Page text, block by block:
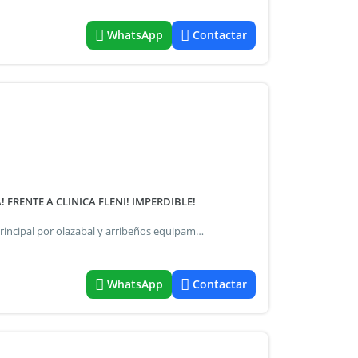
WhatsApp Contactar
A CLINICA FLENI! IMPERDIBLE!
Superficie total 300 m2 barrio chino - belgrano - entrada principal por olazabal y arribeños equipamento e instalaciones: 50 mesas 100 sillas 2 heladeras bajo mesada 4 heladelas bajo mesada 15 metros lineales linea de cocina de 6 metros lineales (todo en excelente estado) caracteristicas del local: plant baja baño para discapacitados planta alta (oficinas en planta alta) baños en panta alta terraza deposito camara todas las instalaciones en perfecto estado 4 años de antiguedad hecho absolutamente a nuevo. Facturacion mensual $26.000.000 promedio de cubiertos junio 2026 900 personas valos mensual alquiler de local$ 10.750.000 listo y en orden para seguir facturando deesde el primer dia para mas informacion no dude en consultar por este privilegio de local gasteonomico en zona de alto transito y gran potencial de crecimiento
WhatsApp Contactar